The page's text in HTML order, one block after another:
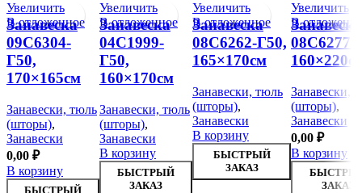
Увеличить
В отложенное
Занавеска
09С6304-
Г50,
170×165см
Занавески, тюль
(шторы),
Занавески
0,00 ₽
В корзину
БЫСТРЫЙ
Увеличить
В отложенное
Занавеска
04С1999-
Г50,
160×170см
Занавески, тюль
(шторы),
Занавески
В корзину
БЫСТРЫЙ
ЗАКАЗ
Увеличить
В отложенное
Занавеска
08С6262-Г50,
165×170см
Занавески, тюль
(шторы),
Занавески
В корзину
БЫСТРЫЙ
ЗАКАЗ
Увеличить
В
Занавеска
08С6277-
Занавески,
(шторы),
Занавески
0,00 ₽
В корзину
ЗАКАЗ